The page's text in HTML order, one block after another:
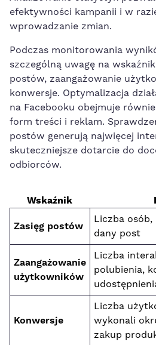
efektywności kampanii i w
wprowadzanie⁢ zmian.
Podczas monitorowania
szczególną uwagę na
postów, zaangażowanie​
konwersje. Optymalizacja
na Facebooku obejmuje
form treści i reklam.
postów generują najwięcej
⁢skuteczniejsze dotarcie do⁣
odbiorców.
Wskaźnik
Zasięg postów
Liczba⁢
dany post
Zaangażowanie
użytkowników
Liczba
polubienia,
Konwersje
Liczba
wykonali
zakup